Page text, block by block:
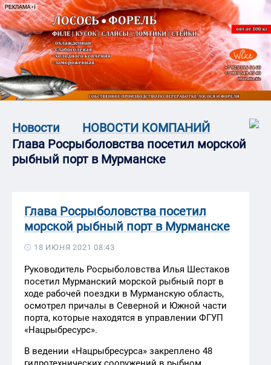
Новости
НОВОСТИ КОМПАНИЙ
Глава Росрыболовства посетил морской
рыбный порт в Мурманске
Глава Росрыболовства посетил
морской рыбный порт в Мурманске
18 ИЮНЯ 2021 08:43
Руководитель Росрыболовства Илья Шестаков
посетил Мурманский морской рыбный порт в
ходе рабочей поездки в Мурманскую область,
осмотрел причалы в Северной и Южной части
порта, которые находятся в управлении ФГУП
«Нацрыбресурс».
В ведении «Нацрыбресурса» закреплено 48